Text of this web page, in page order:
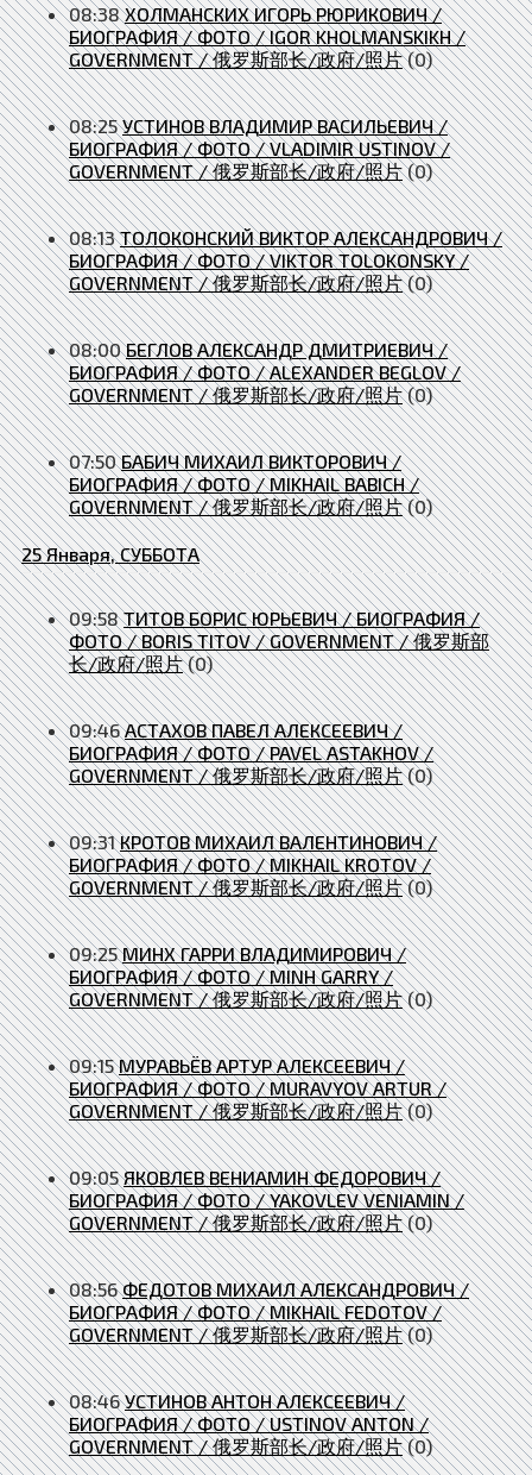
08:38 ХОЛМАНСКИХ ИГОРЬ РЮРИКОВИЧ /
БИОГРАФИЯ / ФОТО / IGOR KHOLMANSKIKH /
GOVERNMENT / 俄罗斯部长/政府/照片 (0)
08:25 УСТИНОВ ВЛАДИМИР ВАСИЛЬЕВИЧ /
БИОГРАФИЯ / ФОТО / VLADIMIR USTINOV /
GOVERNMENT / 俄罗斯部长/政府/照片 (0)
08:13 ТОЛОКОНСКИЙ ВИКТОР АЛЕКСАНДРОВИЧ /
БИОГРАФИЯ / ФОТО / VIKTOR TOLOKONSKY /
GOVERNMENT / 俄罗斯部长/政府/照片 (0)
08:00 БЕГЛОВ АЛЕКСАНДР ДМИТРИЕВИЧ /
БИОГРАФИЯ / ФОТО / ALEXANDER BEGLOV /
GOVERNMENT / 俄罗斯部长/政府/照片 (0)
07:50 БАБИЧ МИХАИЛ ВИКТОРОВИЧ /
БИОГРАФИЯ / ФОТО / MIKHAIL BABICH /
GOVERNMENT / 俄罗斯部长/政府/照片 (0)
25 Января, СУББОТА
09:58 ТИТОВ БОРИС ЮРЬЕВИЧ / БИОГРАФИЯ /
ФОТО / BORIS TITOV / GOVERNMENT / 俄罗斯部
长/政府/照片 (0)
09:46 АСТАХОВ ПАВЕЛ АЛЕКСЕЕВИЧ /
БИОГРАФИЯ / ФОТО / PAVEL ASTAKHOV /
GOVERNMENT / 俄罗斯部长/政府/照片 (0)
09:31 КРОТОВ МИХАИЛ ВАЛЕНТИНОВИЧ /
БИОГРАФИЯ / ФОТО / MIKHAIL KROTOV /
GOVERNMENT / 俄罗斯部长/政府/照片 (0)
09:25 МИНХ ГАРРИ ВЛАДИМИРОВИЧ /
БИОГРАФИЯ / ФОТО / MINH GARRY /
GOVERNMENT / 俄罗斯部长/政府/照片 (0)
09:15 МУРАВЬЁВ АРТУР АЛЕКСЕЕВИЧ /
БИОГРАФИЯ / ФОТО / MURAVYOV ARTUR /
GOVERNMENT / 俄罗斯部长/政府/照片 (0)
09:05 ЯКОВЛЕВ ВЕНИАМИН ФЕДОРОВИЧ /
БИОГРАФИЯ / ФОТО / YAKOVLEV VENIAMIN /
GOVERNMENT / 俄罗斯部长/政府/照片 (0)
08:56 ФЕДОТОВ МИХАИЛ АЛЕКСАНДРОВИЧ /
БИОГРАФИЯ / ФОТО / MIKHAIL FEDOTOV /
GOVERNMENT / 俄罗斯部长/政府/照片 (0)
08:46 УСТИНОВ АНТОН АЛЕКСЕЕВИЧ /
БИОГРАФИЯ / ФОТО / USTINOV ANTON /
GOVERNMENT / 俄罗斯部长/政府/照片 (0)